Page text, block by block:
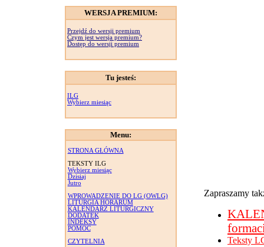
WERSJA PREMIUM:
Przejdź do wersji premium
Czym jest wersja premium?
Dostęp do wersji premium
Tu jesteś:
ILG
Wybierz miesiąc
Menu:
STRONA GŁÓWNA
TEKSTY ILG
Wybierz miesiąc
Dzisiaj
Jutro
WPROWADZENIE DO LG (OWLG)
LITURGIA HORARUM
KALENDARZ LITURGICZNY
DODATEK
INDEKSY
POMOC
CZYTELNIA
Zapraszamy
Teksty